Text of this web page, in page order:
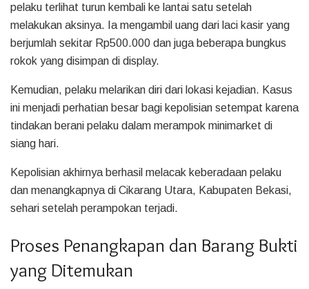
pelaku terlihat turun kembali ke lantai satu setelah
melakukan aksinya. Ia mengambil uang dari laci kasir yang
berjumlah sekitar Rp500.000 dan juga beberapa bungkus
rokok yang disimpan di display.
Kemudian, pelaku melarikan diri dari lokasi kejadian. Kasus
ini menjadi perhatian besar bagi kepolisian setempat karena
tindakan berani pelaku dalam merampok minimarket di
siang hari.
Kepolisian akhirnya berhasil melacak keberadaan pelaku
dan menangkapnya di Cikarang Utara, Kabupaten Bekasi,
sehari setelah perampokan terjadi.
Proses Penangkapan dan Barang Bukti
yang Ditemukan